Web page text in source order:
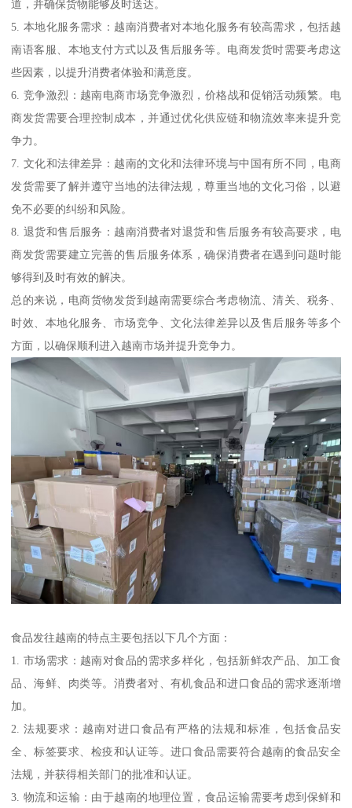
道，并确保货物能够及时送达。
5. 本地化服务需求：越南消费者对本地化服务有较高需求，包括越
南语客服、本地支付方式以及售后服务等。电商发货时需要考虑这
些因素，以提升消费者体验和满意度。
6. 竞争激烈：越南电商市场竞争激烈，价格战和促销活动频繁。电
商发货需要合理控制成本，并通过优化供应链和物流效率来提升竞
争力。
7. 文化和法律差异：越南的文化和法律环境与中国有所不同，电商
发货需要了解并遵守当地的法律法规，尊重当地的文化习俗，以避
免不必要的纠纷和风险。
8. 退货和售后服务：越南消费者对退货和售后服务有较高要求，电
商发货需要建立完善的售后服务体系，确保消费者在遇到问题时能
够得到及时有效的解决。
总的来说，电商货物发货到越南需要综合考虑物流、清关、税务、
时效、本地化服务、市场竞争、文化法律差异以及售后服务等多个
方面，以确保顺利进入越南市场并提升竞争力。
食品发往越南的特点主要包括以下几个方面：
1. 市场需求：越南对食品的需求多样化，包括新鲜农产品、加工食
品、海鲜、肉类等。消费者对、有机食品和进口食品的需求逐渐增
加。
2. 法规要求：越南对进口食品有严格的法规和标准，包括食品安
全、标签要求、检疫和认证等。进口食品需要符合越南的食品安全
法规，并获得相关部门的批准和认证。
3. 物流和运输：由于越南的地理位置，食品运输需要考虑到保鲜和